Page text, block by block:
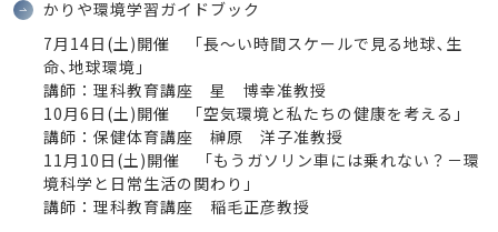
かりや環境学習ガイドブック
7月14日(土)開催 「長～い時間スケールで見る地球､生
命､地球環境」
講師：理科教育講座 星 博幸准教授
10月6日(土)開催 「空気環境と私たちの健康を考える」
講師：保健体育講座 榊原 洋子准教授
11月10日(土)開催 「もうガソリン車には乗れない？－環
境科学と日常生活の関わり」
講師：理科教育講座 稲毛正彦教授